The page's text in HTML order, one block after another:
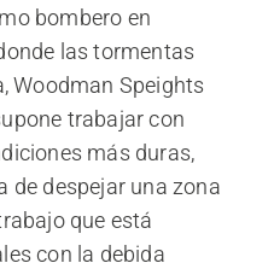
bombero en
las tormentas
Woodman Speights
trabajar con
más duras,
de despejar una zona
que está
con la debida